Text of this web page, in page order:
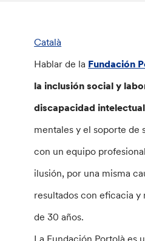
Català
Hablar de la Fundación
la inclusión social y
discapacidad intelectual
mentales y el soporte de
con un equipo
ilusión, por una misma
resultados con eficacia y
de 30 años.
La Fundación Portolà es